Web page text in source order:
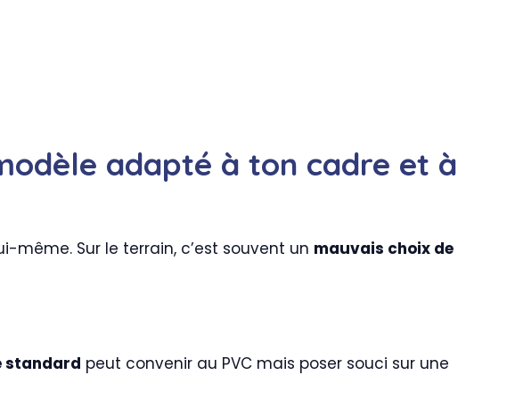
adapté à ton cadre et à
Sur le terrain, c’est souvent un mauvais choix de
standard peut convenir au PVC mais poser souci sur une